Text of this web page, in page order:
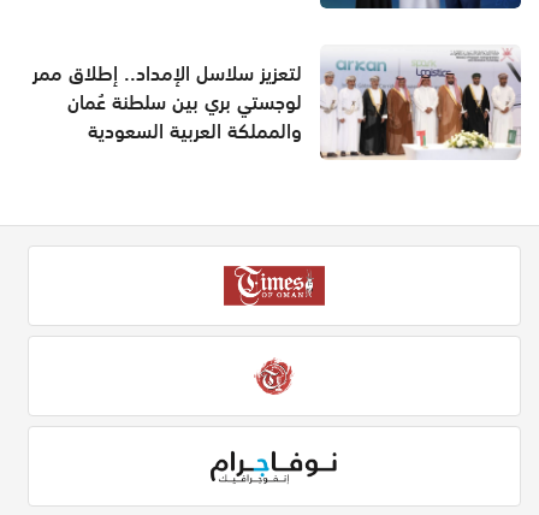
لتعزيز سلاسل الإمداد.. إطلاق ممر
لوجستي بري بين سلطنة عُمان
والمملكة العربية السعودية